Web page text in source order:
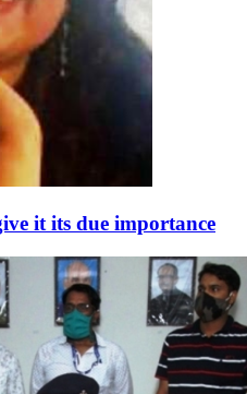
it its due importance